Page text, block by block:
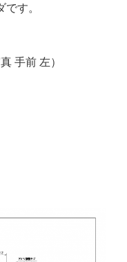
す。
前 左）